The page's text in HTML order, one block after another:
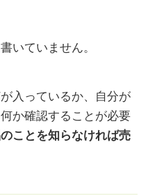
いていません。
入っているか、自分が
か確認することが必要
ことを知らなければ売